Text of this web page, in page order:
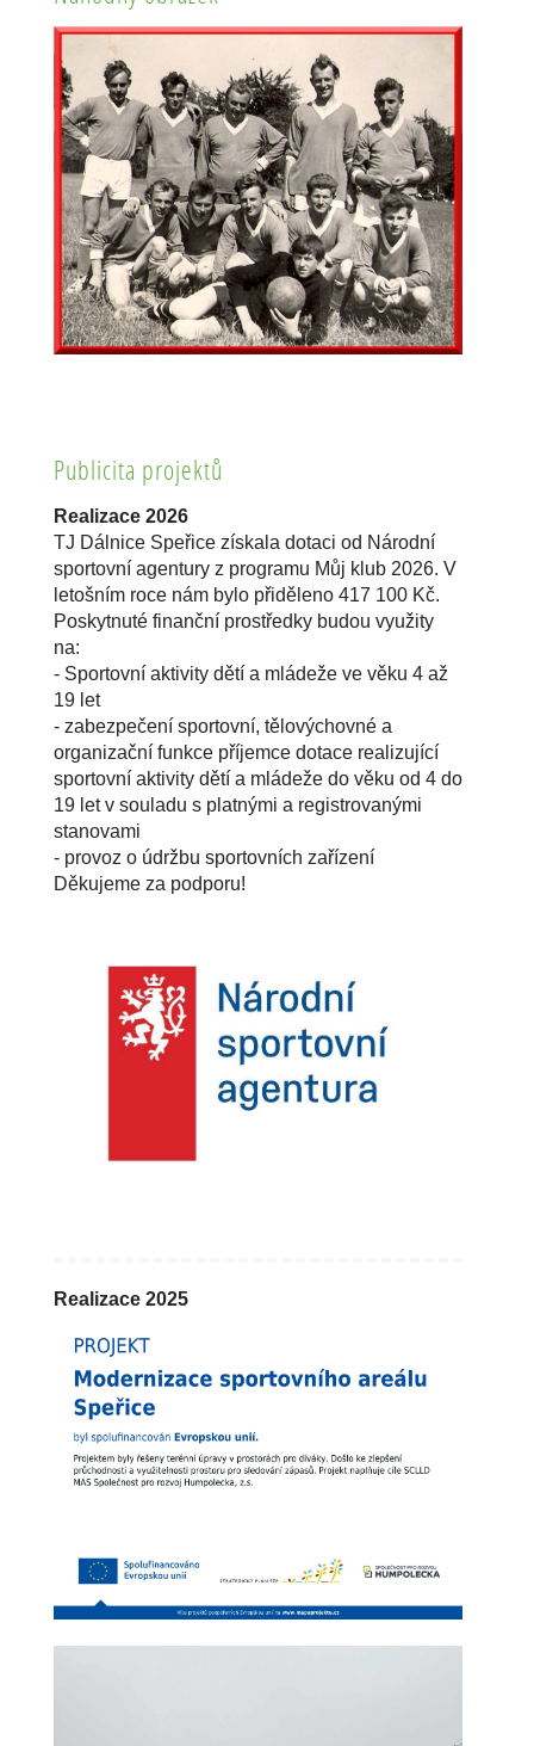
Publicita projektů
Realizace 2026
TJ Dálnice Speřice získala dotaci od Národní
sportovní agentury z programu Můj klub 2026. V
letošním roce nám bylo přiděleno 417 100 Kč.
Poskytnuté finanční prostředky budou využity
na:
- Sportovní aktivity dětí a mládeže ve věku 4 až
19 let
- zabezpečení sportovní, tělovýchovné a
organizační funkce příjemce dotace realizující
sportovní aktivity dětí a mládeže do věku od 4 do
19 let v souladu s platnými a registrovanými
stanovami
- provoz o údržbu sportovních zařízení
Děkujeme za podporu!
Realizace 2025